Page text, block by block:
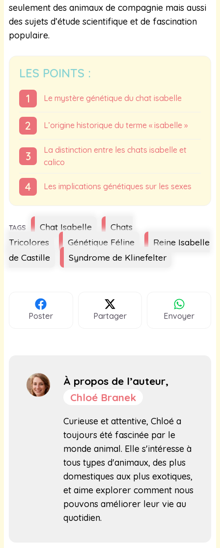
seulement des animaux de compagnie mais aussi
des sujets d’étude scientifique et de fascination
populaire.
LES POINTS :
Le mystère génétique du chat isabelle
L’origine historique du terme « isabelle »
La distinction entre les chats isabelle et
calico
Les implications génétiques sur les sexes
Étiquettes
Chat Isabelle
Chats
Tricolores
Génétique Féline
Reine Isabelle
de Castille
Syndrome de Klinefelter
Poster Partager Envoyer
À propos de l’auteur,
Chloé Branek
Curieuse et attentive, Chloé a
toujours été fascinée par le
monde animal. Elle s'intéresse à
tous types d'animaux, des plus
domestiques aux plus exotiques,
et aime explorer comment nous
pouvons améliorer leur vie au
quotidien.